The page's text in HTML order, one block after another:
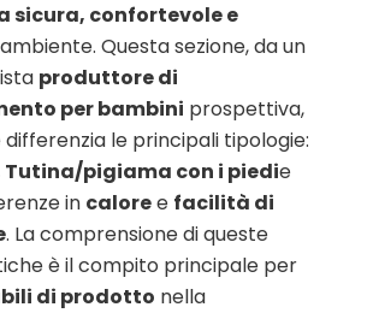
sicura, confortevole e
ambiente. Questa sezione, da un
produttore di
per bambini prospettiva,
differenzia le principali tipologie:
Tutina/pigiama con i piedie
in caloree facilità di
. La comprensione di queste
è il compito principale per
di prodotto nella